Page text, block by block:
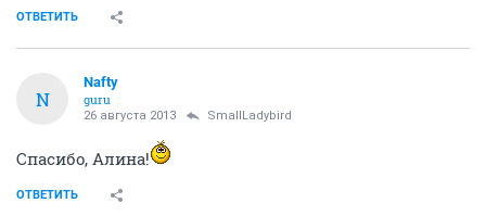
ОТВЕТИТЬ
N
Nafty
guru
26 августа 2013 SmallLadybird
Спасибо, Алина!
ОТВЕТИТЬ